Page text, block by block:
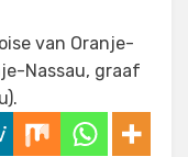
van Oranje-
Nassau, graaf